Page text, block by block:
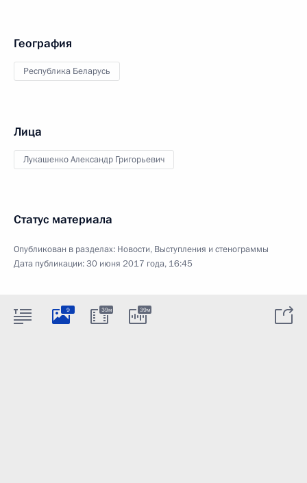
География
Республика Беларусь
Лица
Лукашенко Александр Григорьевич
Статус материала
Опубликован в разделах: Новости, Выступления и стенограммы
Дата публикации:30 июня 2017 года, 16:45
9 39м 39м